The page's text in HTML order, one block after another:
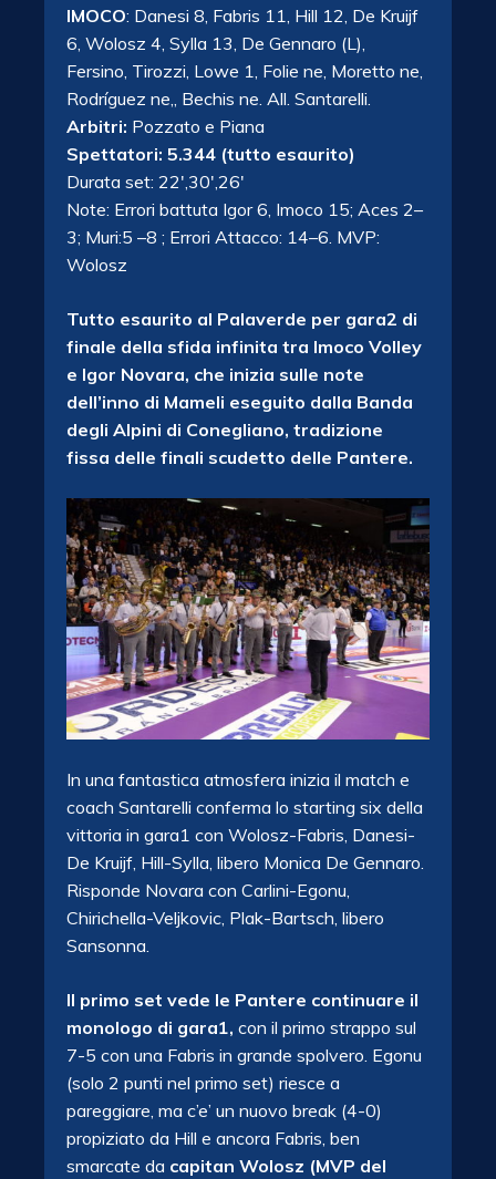
IMOCO: Danesi 8, Fabris 11, Hill 12, De Kruijf
6, Wolosz 4, Sylla 13, De Gennaro (L),
Fersino, Tirozzi, Lowe 1, Folie ne, Moretto ne,
Rodríguez ne,, Bechis ne. All. Santarelli.
Arbitri: Pozzato e Piana
Spettatori: 5.344 (tutto esaurito)
Durata set: 22′,30′,26′
Note: Errori battuta Igor 6, Imoco 15; Aces 2–
3; Muri:5 –8 ; Errori Attacco: 14–6. MVP:
Wolosz
Tutto esaurito al Palaverde per gara2 di
finale della sfida infinita tra Imoco Volley
e Igor Novara, che inizia sulle note
dell’inno di Mameli eseguito dalla Banda
degli Alpini di Conegliano, tradizione
fissa delle finali scudetto delle Pantere.
In una fantastica atmosfera inizia il match e
coach Santarelli conferma lo starting six della
vittoria in gara1 con Wolosz-Fabris, Danesi-
De Kruijf, Hill-Sylla, libero Monica De Gennaro.
Risponde Novara con Carlini-Egonu,
Chirichella-Veljkovic, Plak-Bartsch, libero
Sansonna.
Il primo set vede le Pantere continuare il
monologo di gara1, con il primo strappo sul
7-5 con una Fabris in grande spolvero. Egonu
(solo 2 punti nel primo set) riesce a
pareggiare, ma c’e’ un nuovo break (4-0)
propiziato da Hill e ancora Fabris, ben
smarcate da capitan Wolosz (MVP del